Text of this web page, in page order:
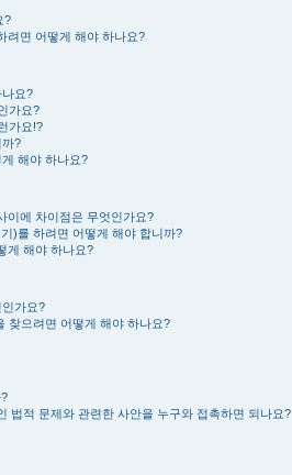
?
려면 어떻게 해야 하나요?
요?
가요?
가요!?
?
해야 하나요?
이에 차이점은 무엇인가요?
)를 하려면 어떻게 해야 합니까?
게 해야 하나요?
가요?
찾으려면 어떻게 해야 하나요?
법적 문제와 관련한 사안을 누구와 접촉하면 되나요?